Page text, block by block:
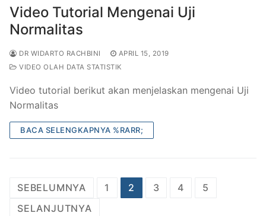
Video Tutorial Mengenai Uji
Normalitas
DR WIDARTO RACHBINI
APRIL 15, 2019
VIDEO OLAH DATA STATISTIK
Video tutorial berikut akan menjelaskan mengenai Uji
Normalitas
BACA SELENGKAPNYA %RARR;
Paginasi
pos
SEBELUMNYA 1 2 3 4
5
SELANJUTNYA